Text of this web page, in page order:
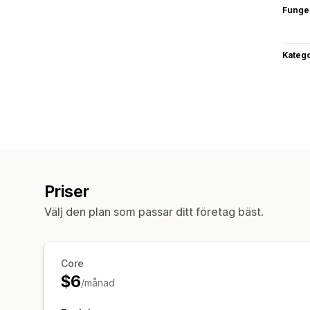
Priser
Välj den plan som passar ditt företag bäst.
Core
$6/månad